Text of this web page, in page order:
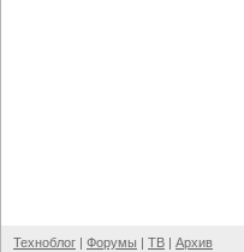
Техноблог | Форумы | ТВ | Архив